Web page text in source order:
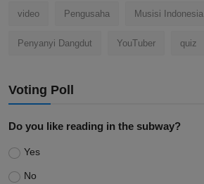
video Pengusaha Musisi Indonesia
Penyanyi Dangdut YouTuber quiz
Voting Poll
Do you like reading in the subway?
Yes
No